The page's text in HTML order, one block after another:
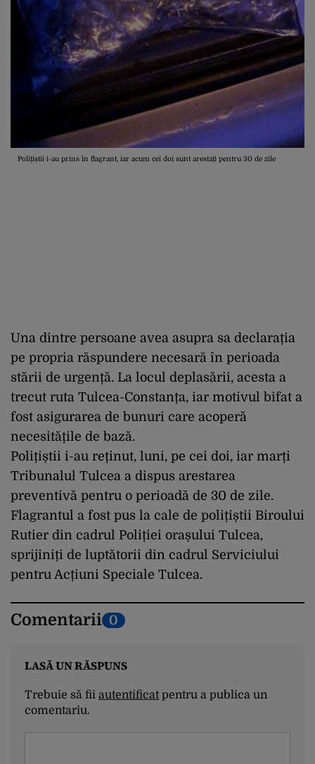
Polițiștii i-au prins în flagrant, iar acum cei doi sunt arestați pentru 30 de zile
Una dintre persoane avea asupra sa declarația
pe propria răspundere necesară în perioada
stării de urgență. La locul deplasării, acesta a
trecut ruta Tulcea-Constanța, iar motivul bifat a
fost asigurarea de bunuri care acoperă
necesitățile de bază.
Polițiștii i-au reținut, luni, pe cei doi, iar marți
Tribunalul Tulcea a dispus arestarea
preventivă pentru o perioadă de 30 de zile.
Flagrantul a fost pus la cale de polițiștii Biroului
Rutier din cadrul Poliției orașului Tulcea,
sprijiniți de luptătorii din cadrul Serviciului
pentru Acțiuni Speciale Tulcea.
Comentarii 0
LASĂ UN RĂSPUNS
Trebuie să fii autentificatpentru a publica un
comentariu.